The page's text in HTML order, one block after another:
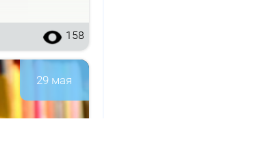
158
29 мая